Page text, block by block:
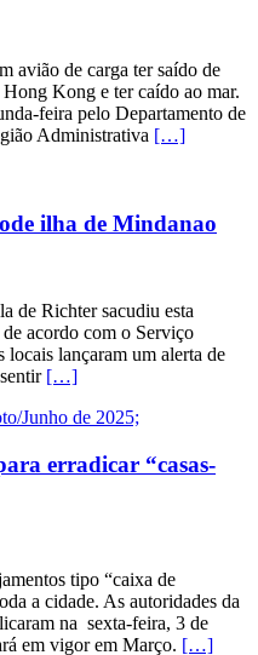
avião de carga ter saído de
Kong e ter caído ao mar.
feira pelo Departamento de
Administrativa […]
ilha de Mindanao
de Richter sacudiu esta
acordo com o Serviço
lançaram um alerta de
[…]
erradicar “casas-
tipo “caixa de
a cidade. As autoridades da
na sexta-feira, 3 de
em vigor em Março. […]